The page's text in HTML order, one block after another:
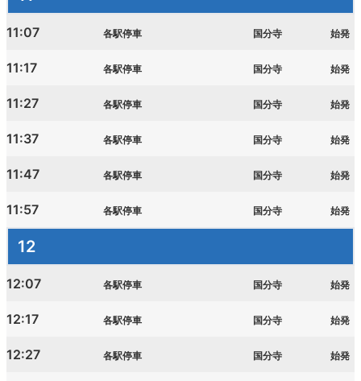
11:07 各駅停車 国分寺 始発
11:17 各駅停車 国分寺 始発
11:27 各駅停車 国分寺 始発
11:37 各駅停車 国分寺 始発
11:47 各駅停車 国分寺 始発
11:57 各駅停車 国分寺 始発
12
12:07 各駅停車 国分寺 始発
12:17 各駅停車 国分寺 始発
12:27 各駅停車 国分寺 始発